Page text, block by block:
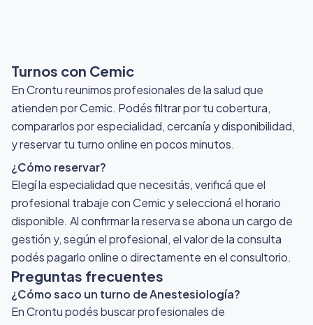
Turnos con Cemic
En Crontu reunimos profesionales de la salud que
atienden por Cemic. Podés filtrar por tu cobertura,
compararlos por especialidad, cercanía y disponibilidad,
y reservar tu turno online en pocos minutos.
¿Cómo reservar?
Elegí la especialidad que necesitás, verificá que el
profesional trabaje con Cemic y seleccioná el horario
disponible. Al confirmar la reserva se abona un cargo de
gestión y, según el profesional, el valor de la consulta
podés pagarlo online o directamente en el consultorio.
Preguntas frecuentes
¿Cómo saco un turno de Anestesiología?
En Crontu podés buscar profesionales de